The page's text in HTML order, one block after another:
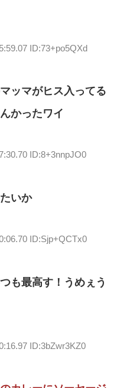
ID:73+po5QXd
ッマがヒス入ってる
かったワイ
ID:8+3nnpJO0
いか
ID:Sjp+QCTx0
も最高す！うめぇう
ID:3bZwr3KZ0